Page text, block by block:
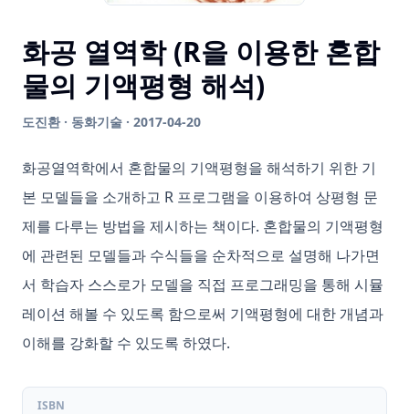
화공 열역학 (R을 이용한 혼합
물의 기액평형 해석)
도진환 · 동화기술 · 2017-04-20
화공열역학에서 혼합물의 기액평형을 해석하기 위한 기
본 모델들을 소개하고 R 프로그램을 이용하여 상평형 문
제를 다루는 방법을 제시하는 책이다. 혼합물의 기액평형
에 관련된 모델들과 수식들을 순차적으로 설명해 나가면
서 학습자 스스로가 모델을 직접 프로그래밍을 통해 시뮬
레이션 해볼 수 있도록 함으로써 기액평형에 대한 개념과
이해를 강화할 수 있도록 하였다.
ISBN